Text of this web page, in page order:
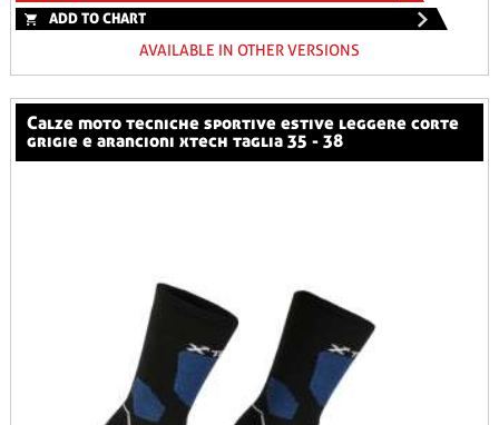
ADD TO CHART
AVAILABLE IN OTHER VERSIONS
calze moto tecniche sportive estive leggere corte
grigie e arancioni xtech taglia 35 - 38